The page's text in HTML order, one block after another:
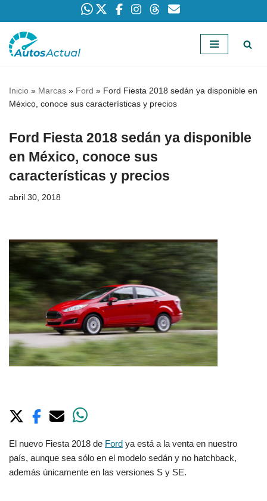
Saltar
Inicio » Marcas » Ford » Ford Fiesta 2018 sedán ya disponible en
México, conoce sus características y precios
Ford Fiesta 2018 sedán ya disponible
en México, conoce sus
características y precios
abril 30, 2018
El nuevo Fiesta 2018 de Ford ya está a la venta en nuestro
país, aunque sea sólo en el modelo sedán y no hatchback,
además únicamente en las versiones S y SE.